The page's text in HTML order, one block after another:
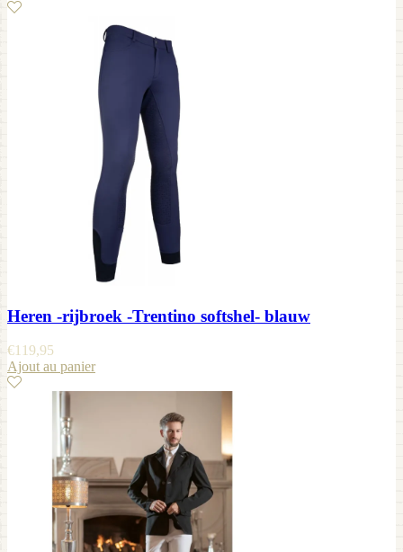
Heren -rijbroek -Trentino softshel- blauw
€119,95
Ajout au panier